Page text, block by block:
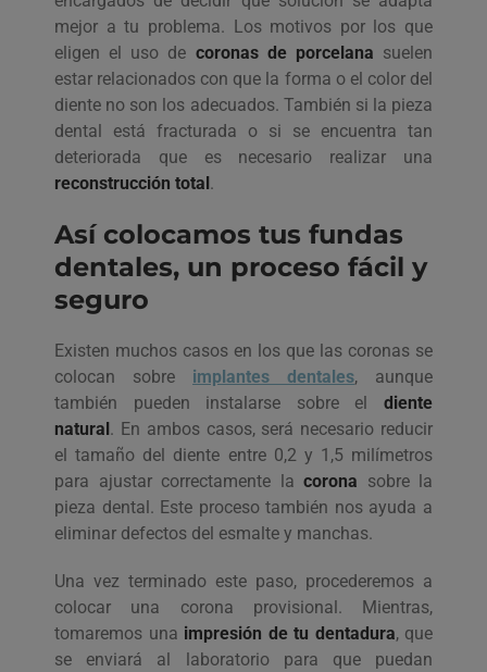
mejor a tu problema. Los motivos por los que
eligen el uso de coronas de porcelana suelen
estar relacionados con que la forma o el color del
diente no son los adecuados. También si la pieza
dental está fracturada o si se encuentra tan
deteriorada que es necesario realizar una
reconstrucción total .
Así colocamos tus fundas
dentales, un proceso fácil y
seguro
Existen muchos casos en los que las coronas se
colocan sobre implantes dentales, aunque
también pueden instalarse sobre el diente
natural . En ambos casos, será necesario reducir
el tamaño del diente entre 0,2 y 1,5 milímetros
para ajustar correctamente la corona sobre la
pieza dental. Este proceso también nos ayuda a
eliminar defectos del esmalte y manchas.
Una vez terminado este paso, procederemos a
colocar una corona provisional. Mientras,
tomaremos una impresión de tu dentadura, que
se enviará al laboratorio para que puedan